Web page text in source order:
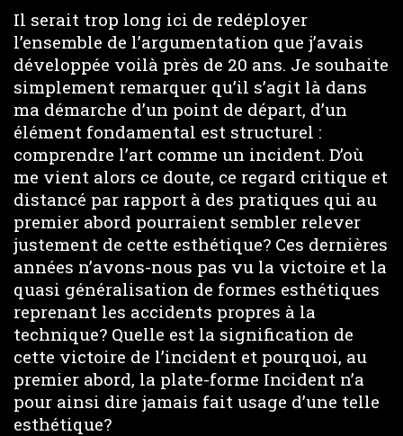
Il serait trop long ici de redéployer
l’ensemble de l’argumentation que j’avais
développée voilà près de 20 ans. Je souhaite
simplement remarquer qu’il s’agit là dans
ma démarche d’un point de départ, d’un
élément fondamental est structurel :
comprendre l’art comme un incident. D’où
me vient alors ce doute, ce regard critique et
distancé par rapport à des pratiques qui au
premier abord pourraient sembler relever
justement de cette esthétique? Ces dernières
années n’avons-nous pas vu la victoire et la
quasi généralisation de formes esthétiques
reprenant les accidents propres à la
technique? Quelle est la signification de
cette victoire de l’incident et pourquoi, au
premier abord, la plate-forme Incident n’a
pour ainsi dire jamais fait usage d’une telle
esthétique?